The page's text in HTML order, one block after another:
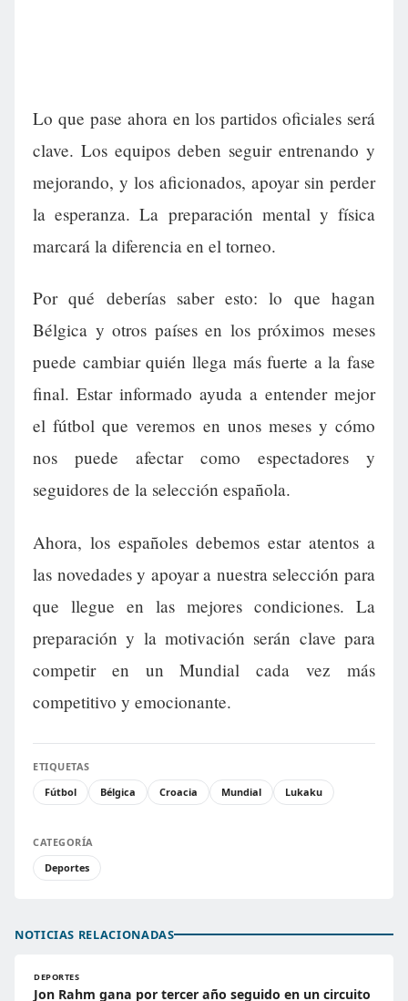
Lo que pase ahora en los partidos oficiales será
clave. Los equipos deben seguir entrenando y
mejorando, y los aficionados, apoyar sin perder
la esperanza. La preparación mental y física
marcará la diferencia en el torneo.
Por qué deberías saber esto: lo que hagan
Bélgica y otros países en los próximos meses
puede cambiar quién llega más fuerte a la fase
final. Estar informado ayuda a entender mejor
el fútbol que veremos en unos meses y cómo
nos puede afectar como espectadores y
seguidores de la selección española.
Ahora, los españoles debemos estar atentos a
las novedades y apoyar a nuestra selección para
que llegue en las mejores condiciones. La
preparación y la motivación serán clave para
competir en un Mundial cada vez más
competitivo y emocionante.
ETIQUETAS
Fútbol
Bélgica Croacia Mundial Lukaku
CATEGORÍA
Deportes
NOTICIAS RELACIONADAS
DEPORTES
Jon Rahm gana por tercer año seguido en un circuito